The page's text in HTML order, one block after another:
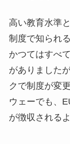
高い教育水準
制度で知られ
かつてはすべ
がありました
クで制度が変
ウェーでも、
が徴収される